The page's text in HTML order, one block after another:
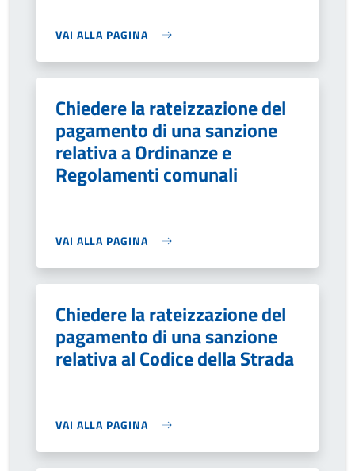
VAI ALLA PAGINA
Chiedere la rateizzazione del
pagamento di una sanzione
relativa a Ordinanze e
Regolamenti comunali
VAI ALLA PAGINA
Chiedere la rateizzazione del
pagamento di una sanzione
relativa al Codice della Strada
VAI ALLA PAGINA